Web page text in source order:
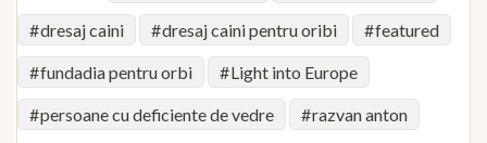
dresaj caini dresaj caini pentru oribi featured
fundadia pentru orbi Light into Europe
persoane cu deficiente de vedre razvan anton